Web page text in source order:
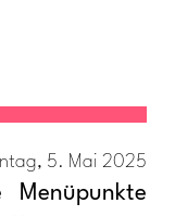
5. Mai 2025